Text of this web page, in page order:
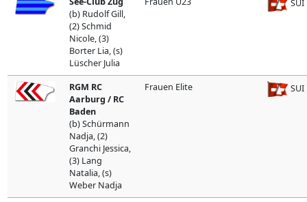
(b) Rudolf Gill,
(2) Schmid
Nicole, (3)
Borter Lia, (s)
Lüscher Julia
SUI
RGM RC
Aarburg / RC
Baden
(b) Schürmann
Nadja, (2)
Granchi Jessica,
(3) Lang
Natalia, (s)
Weber Nadja
Frauen Elite SUI